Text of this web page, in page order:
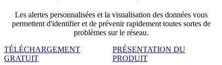
Les alertes personnalisées et la visualisation des données vous
permettent d'identifier et de prévenir rapidement toutes sortes de
problèmes sur le réseau.
TÉLÉCHARGEMENT
GRATUIT
PRÉSENTATION DU
PRODUIT